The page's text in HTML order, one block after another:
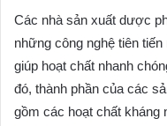
Các nhà sản xuất dược
những công nghệ tiên
giúp hoạt chất nhanh
đó, thành phần của các
gồm các hoạt chất kháng